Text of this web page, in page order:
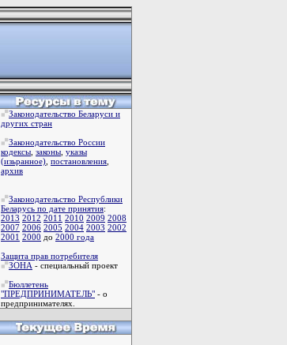
Законодательство Беларуси и
других стран
Законодательство России
кодексы законы указы
(изьранное) постановления
архив
Законодательство Республики
Беларусь по дате принятия:
2013 2012 2011 2010 2009 2008
2007 2006 2005 2004 2003 2002
2001 2000 до 2000 года
Защита прав потребителя
ЗОНА - специальный проект
Бюллетень
"ПРЕДПРИНИМАТЕЛЬ" - о
предпринимателях.